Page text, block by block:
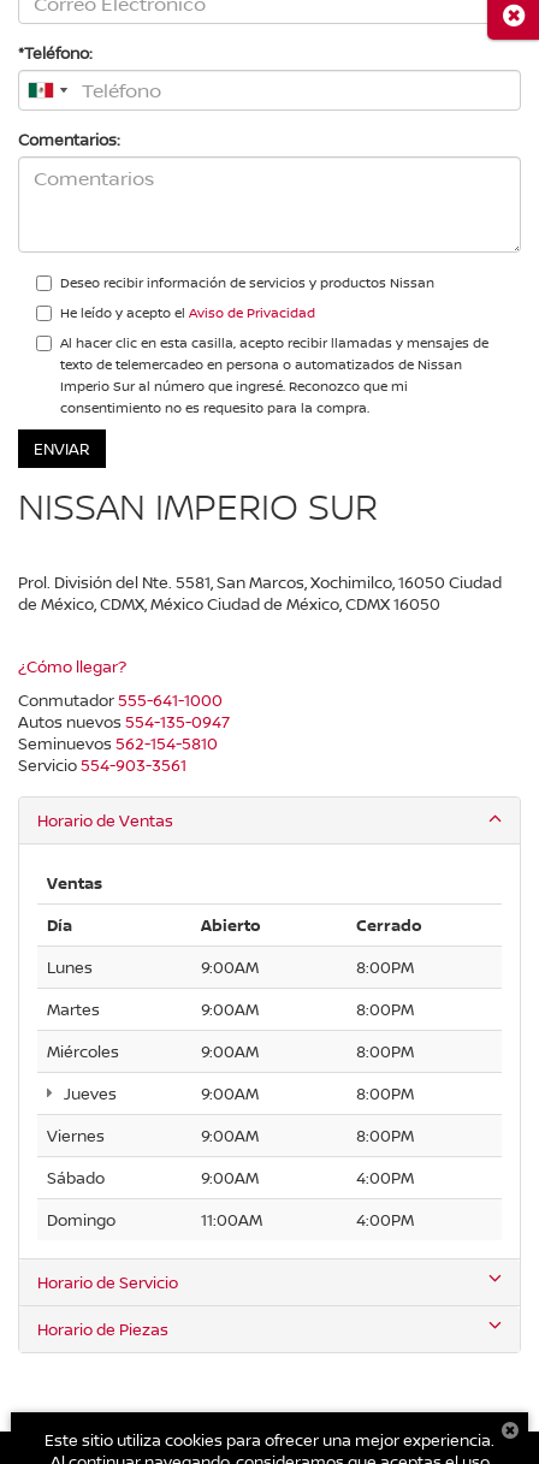
*Teléfono:
Comentarios:
Deseo recibir información de servicios y productos Nissan
He leído y acepto el Aviso de Privacidad
Al hacer clic en esta casilla, acepto recibir llamadas y mensajes de
texto de telemercadeo en persona o automatizados de Nissan
Imperio Sur al número que ingresé. Reconozco que mi
consentimiento no es requesito para la compra.
NISSAN IMPERIO SUR
Prol. División del Nte. 5581, San Marcos, Xochimilco, 16050 Ciudad
de México, CDMX, México Ciudad de México, CDMX 16050
¿Cómo llegar?
Conmutador555-641-1000
Autos nuevos 554-135-0947
Seminuevos 562-154-5810
Servicio554-903-3561
Horario de Ventas
Ventas
Día
Abierto
Cerrado
Lunes
9:00AM
8:00PM
Martes
9:00AM
8:00PM
Miércoles
9:00AM
8:00PM
Jueves
9:00AM
8:00PM
Viernes
9:00AM
8:00PM
Sábado
9:00AM
4:00PM
Domingo
11:00AM 4:00PM
Horario de Servicio
Horario de Piezas
Este sitio utiliza cookies para ofrecer una mejor experiencia.